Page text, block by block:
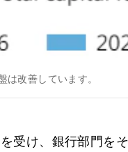
改善しています。
受け、銀行部門を